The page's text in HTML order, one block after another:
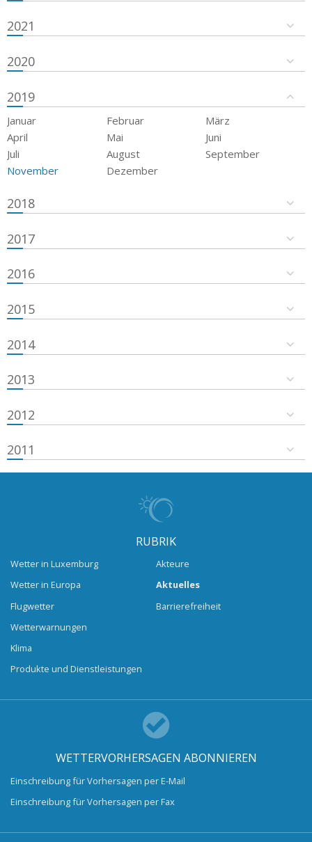
2021
2020
2019
Januar Februar
März
April
Mai
Juni
Juli
August
September
November
Dezember
2018
2017
2016
2015
2014
2013
2012
2011
RUBRIK
Wetter in Luxemburg
Wetter in Europa
Flugwetter
Wetterwarnungen
Klima
Produkte und Dienstleistungen
Akteure
Aktuelles
Barrierefreiheit
WETTERVORHERSAGEN ABONNIEREN
Einschreibung für Vorhersagen per E-Mail
Einschreibung für Vorhersagen per Fax